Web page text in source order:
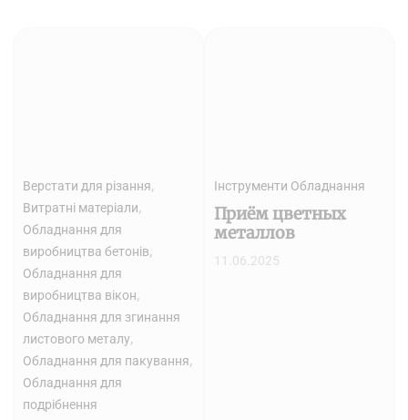
Верстати для різання,
Витратні матеріали,
Обладнання для
виробництва бетонів,
Обладнання для
виробництва вікон,
Обладнання для згинання
листового металу,
Обладнання для пакування,
Обладнання для
подрібнення
Інструменти Обладнання
Приём цветных
металлов
11.06.2025